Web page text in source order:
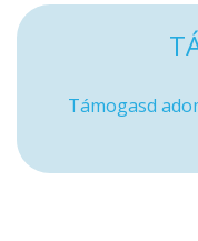
Támogasd